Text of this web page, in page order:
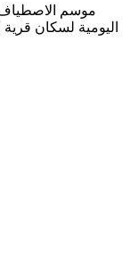
موسم الاصطياف
اليومية لسكان